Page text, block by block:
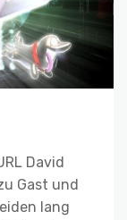
David
Gast und
lang